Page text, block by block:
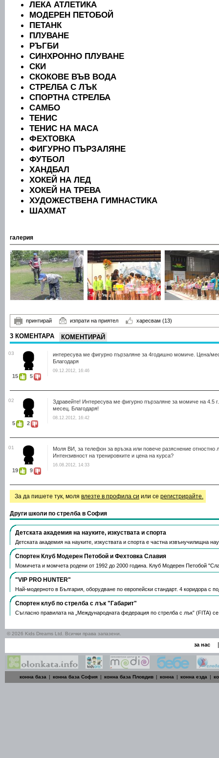
ЛЕКА АТЛЕТИКА
МОДЕРЕН ПЕТОБОЙ
ПЕТАНК
ПЛУВАНЕ
РЪГБИ
СИНХРОННО ПЛУВАНЕ
СКИ
СКОКОВЕ ВЪВ ВОДА
СТРЕЛБА С ЛЪК
СПОРТНА СТРЕЛБА
САМБО
ТЕНИС
ТЕНИС НА МАСА
ФЕХТОВКА
ФИГУРНО ПЪРЗАЛЯНЕ
ФУТБОЛ
ХАНДБАЛ
ХОКЕЙ НА ЛЕД
ХОКЕЙ НА ТРЕВА
ХУДОЖЕСТВЕНА ГИМНАСТИКА
ШАХМАТ
галерия
принтирай изпрати на приятел харесвам (13)
3 КОМЕНТАРА КОМЕНТИРАЙ
15 5
03
интересува ме фигурно пързаляне за 4годишно момиче. Цена/
Благодаря
09.12.2012, 16:46
5 2
02
Здравейте! Интересува ме фигурно пързаляне за момиче на 4.5
месец. Благодаря!
08.12.2012, 16:42
19 9
01
Моля ВИ, за телефон за връзка или повече разяснение отностно
Интензивност на тренировките и цена на курса?
16.08.2012, 14:33
За да пишете тук, моля влезте в профила си или се регистрирайте.
Други школи по стрелба в София
Детската академия на науките, изкуствата и спорта
Детската академия на науките, изкуствата и спорта е частна извънучилищна
Спортен Клуб Модерен Петобой и Фехтовка Славия
Момичета и момчета родени от 1992 до 2000 година. Клуб Модерен Петобой
"VIP PRO HUNTER"
Най-модерното в България, оборудване по европейски стандарт. 4 коридора с
Спортен клуб по стрелба с лък "Габарит"
Съгласно правилата на „Международната федерация по стрелба с лък” (FITA)
© 2026 Kids Dreams Ltd. Всички права запазени.
за нас
конна база | конна база София | конна база Пловдив | конна | конна езда |